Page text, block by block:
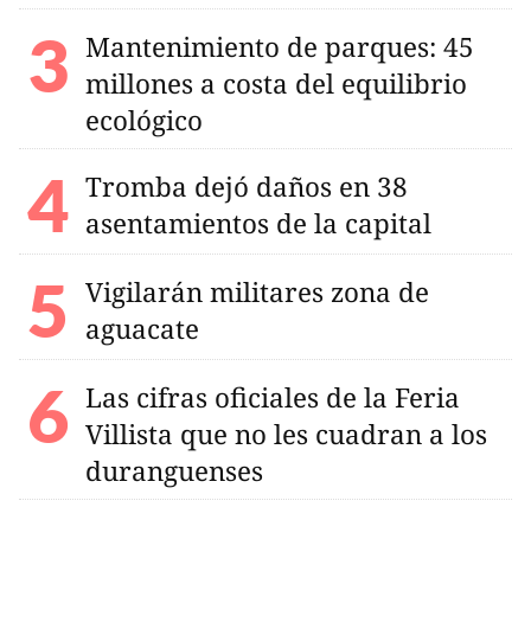
Mantenimiento de parques: 45
millones a costa del equilibrio
ecológico
Tromba dejó daños en 38
asentamientos de la capital
Vigilarán militares zona de
aguacate
Las cifras oficiales de la Feria
Villista que no les cuadran a los
duranguenses